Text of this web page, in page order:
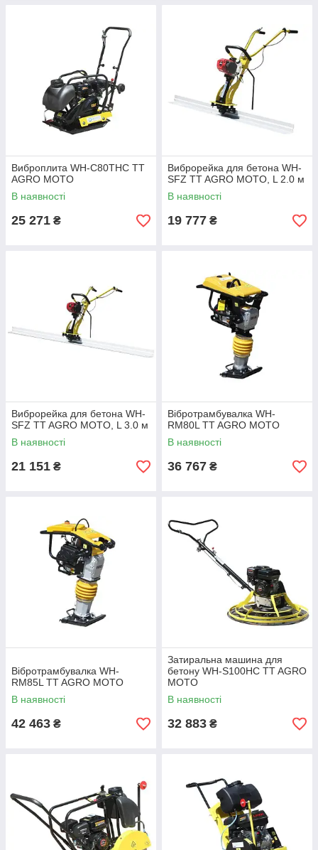
Виброплита WH-C80THC TT
AGRO MOTO
В наявності
25 271 ₴
Виброрейка для бетона WH-
SFZ TT AGRO MOTO, L 2.0 м
В наявності
19 777 ₴
Виброрейка для бетона WH-
SFZ TT AGRO MOTO, L 3.0 м
В наявності
21 151 ₴
Вібротрамбувалка WH-
RM80L TT AGRO MOTO
В наявності
36 767 ₴
Вібротрамбувалка WH-
RM85L TT AGRO MOTO
В наявності
42 463 ₴
Затиральна машина для
бетону WH-S100HC TT AGRO
MOTO
В наявності
32 883 ₴